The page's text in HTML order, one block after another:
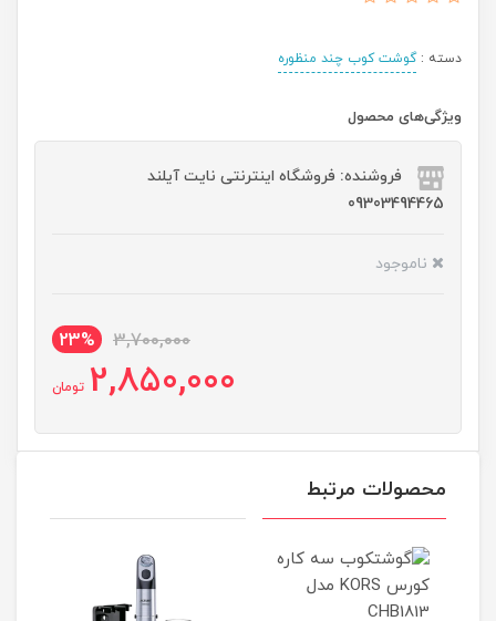
دسته :گوشت کوب چند منظوره
ویژگی‌های محصول
فروشنده: فروشگاه اینترنتی نایت آیلند
09303494465
ناموجود
3,700,000
23%
2,850,000 تومان
محصولات مرتبط